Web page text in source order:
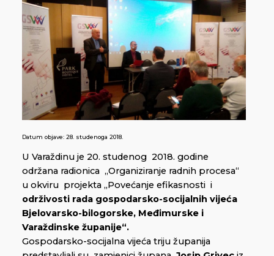
Datum objave: 28. studenoga 2018.
U Varaždinu je 20. studenog 2018. godine
održana radionica „Organiziranje radnih procesa“
u okviru projekta „Povećanje efikasnosti i
održivosti rada gospodarsko-socijalnih vijeća
Bjelovarsko-bilogorske, Međimurske i
Varaždinske županije“.
Gospodarsko-socijalna vijeća triju županija